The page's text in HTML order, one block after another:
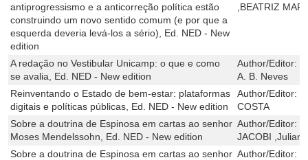
antiprogressismo e a anticorreção política estão
construindo um novo sentido comum (e por que a
esquerda deveria levá-los a sério), Ed. NED - New
edition
,BEATRIZ
A redação no Vestibular Unicamp: o que e como
se avalia, Ed. NED - New edition
Author/Editor:
A. B. Neves
Reinventando o Estado de bem-estar: plataformas
digitais e políticas públicas, Ed. NED - New edition
Author/Editor:
COSTA
Sobre a doutrina de Espinosa em cartas ao senhor
Moses Mendelssohn, Ed. NED - New edition
Author/Editor:
JACOBI
Sobre a doutrina de Espinosa em cartas ao senhor Author/Editor: